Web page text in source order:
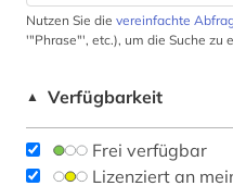
Nutzen Sie die vereinfachte
'"Phrase"', etc.), um die Suche zu
▲ Verfügbarkeit
Frei verfügbar
Lizenziert an